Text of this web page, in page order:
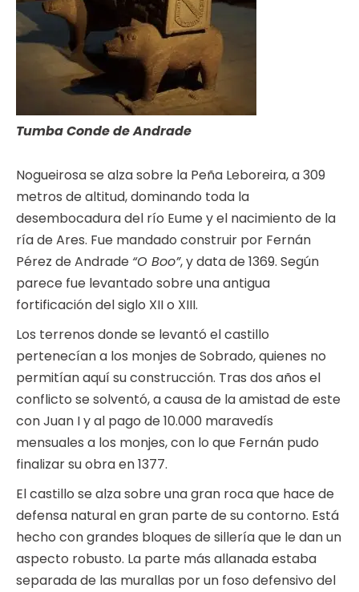
Tumba Conde de Andrade
Nogueirosa se alza sobre la Peña Leboreira, a 309
metros de altitud, dominando toda la
desembocadura del río Eume y el nacimiento de la
ría de Ares. Fue mandado construir por Fernán
Pérez de Andrade “O Boo”, y data de 1369. Según
parece fue levantado sobre una antigua
fortificación del siglo XII o XIII.
Los terrenos donde se levantó el castillo
pertenecían a los monjes de Sobrado, quienes no
permitían aquí su construcción. Tras dos años el
conflicto se solventó, a causa de la amistad de este
con Juan I y al pago de 10.000 maravedís
mensuales a los monjes, con lo que Fernán pudo
finalizar su obra en 1377.
El castillo se alza sobre una gran roca que hace de
defensa natural en gran parte de su contorno. Está
hecho con grandes bloques de sillería que le dan un
aspecto robusto. La parte más allanada estaba
separada de las murallas por un foso defensivo del